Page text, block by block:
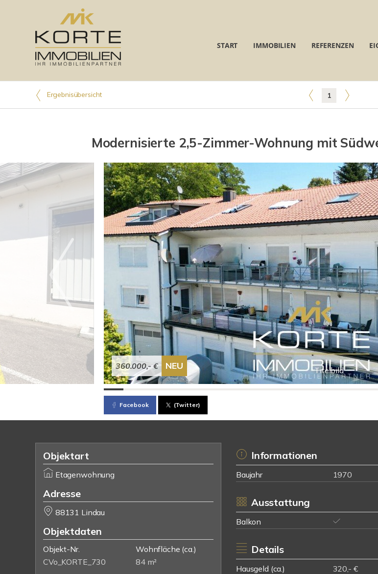
START IMMOBILIEN REFERENZEN
Ergebnisübersicht 1
Modernisierte 2,5-Zimmer-Wohnung mit
Titelbild
360.000,- € NEU
Facebook (Twitter)
Objektart
Etagenwohnung
Adresse
88131 Lindau
Objektdaten
Objekt-Nr.
CVo_KORTE_730
Wohnfläche (ca.)
84 m²
Informationen
Baujahr 1970
Ausstattung
Balkon
Details
Hausgeld (ca.) 320,- €